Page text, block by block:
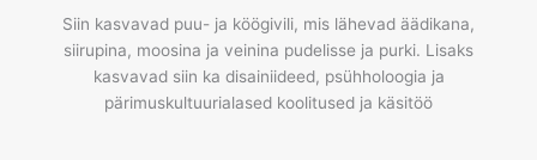
Siin kasvavad puu- ja köögivili, mis lähevad äädikana,
siirupina, moosina ja veinina pudelisse ja purki. Lisaks
kasvavad siin ka disainiideed, psühholoogia ja
pärimuskultuurialased koolitused ja käsitöö